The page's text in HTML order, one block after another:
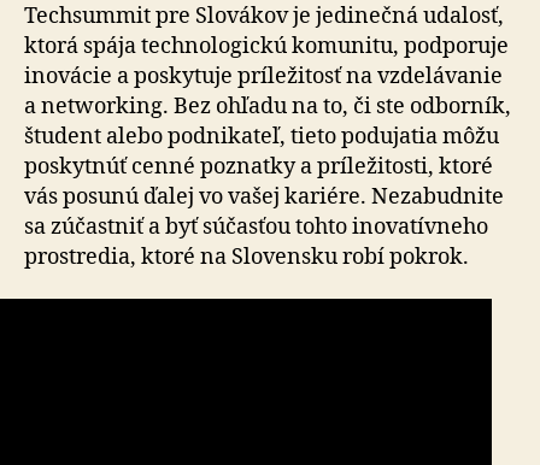
Techsummit pre Slovákov je jedinečná udalosť,
ktorá spája technologickú komunitu, podporuje
inovácie a poskytuje príležitosť na vzdelávanie
a networking. Bez ohľadu na to, či ste odborník,
študent alebo podnikateľ, tieto podujatia môžu
poskytnúť cenné poznatky a príležitosti, ktoré
vás posunú ďalej vo vašej kariére. Nezabudnite
sa zúčastniť a byť súčasťou tohto inovatívneho
prostredia, ktoré na Slovensku robí pokrok.